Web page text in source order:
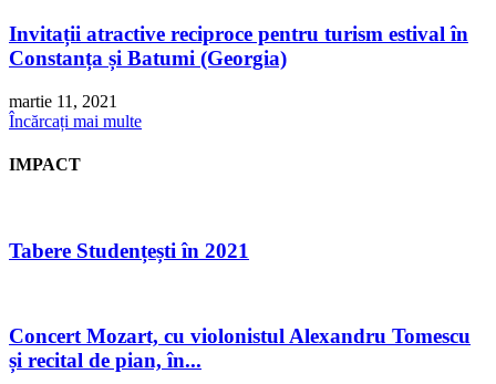
Invitații atractive reciproce pentru turism estival în
Constanța și Batumi (Georgia)
martie 11, 2021
Încărcați mai multe
IMPACT
Tabere Studențești în 2021
Concert Mozart, cu violonistul Alexandru Tomescu
și recital de pian, în...